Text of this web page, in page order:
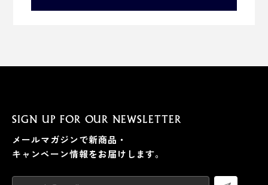
SIGN UP FOR OUR NEWSLETTER
メールマガジンで新商品・
キャンペーン情報をお届けします。